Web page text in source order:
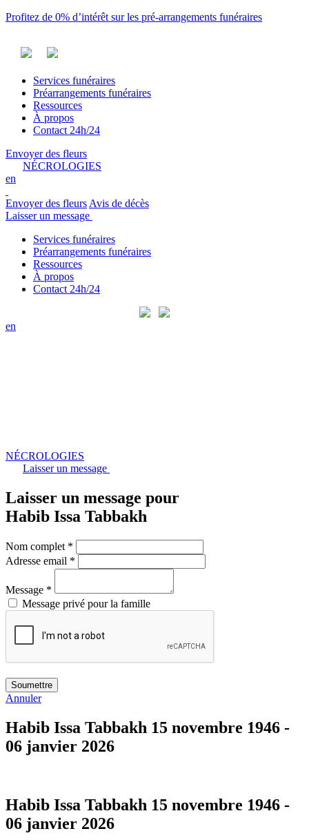
Profitez de 0% d’intérêt sur les pré-arrangements funéraires
Services funéraires
Préarrangements funéraires
Ressources
À propos
Contact 24h/24
Envoyer des fleurs
NÉCROLOGIES
en
Envoyer des fleurs Avis de décès
Laisser un message
Services funéraires
Préarrangements funéraires
Ressources
À propos
Contact 24h/24
en
NÉCROLOGIES
Laisser un message
Laisser un message pour
Habib Issa Tabbakh
Nom complet *
Adresse email *
Message *
Message privé pour la famille
Annuler
Habib Issa Tabbakh 15 novembre 1946 -
06 janvier 2026
Habib Issa Tabbakh 15 novembre 1946 -
06 janvier 2026